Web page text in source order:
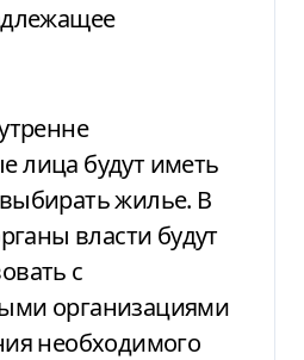
лица будут иметь
жилье. В
власти будут
с
организациями
необходимого